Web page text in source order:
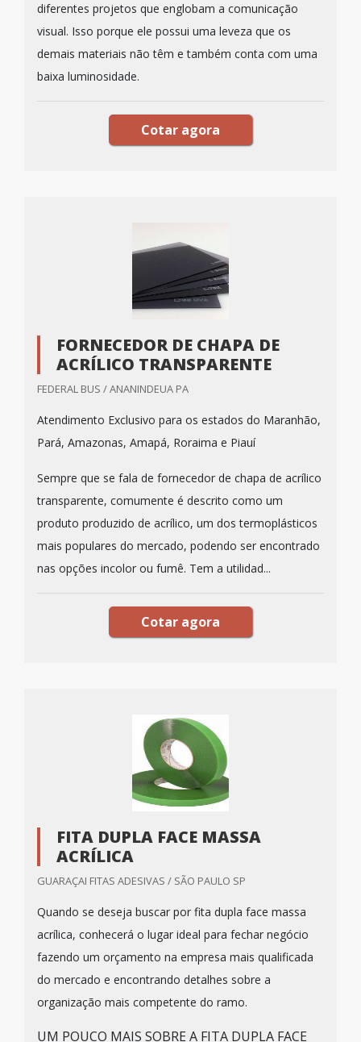
diferentes projetos que englobam a comunicação
visual. Isso porque ele possui uma leveza que os
demais materiais não têm e também conta com uma
baixa luminosidade.
Cotar agora
FORNECEDOR DE CHAPA DE
ACRÍLICO TRANSPARENTE
FEDERAL BUS / ANANINDEUA PA
Atendimento Exclusivo para os estados do Maranhão,
Pará, Amazonas, Amapá, Roraima e Piauí
Sempre que se fala de fornecedor de chapa de acrílico
transparente, comumente é descrito como um
produto produzido de acrílico, um dos termoplásticos
mais populares do mercado, podendo ser encontrado
nas opções incolor ou fumê. Tem a utilidad...
Cotar agora
FITA DUPLA FACE MASSA
ACRÍLICA
GUARAÇAI FITAS ADESIVAS / SÃO PAULO SP
Quando se deseja buscar por fita dupla face massa
acrílica, conhecerá o lugar ideal para fechar negócio
fazendo um orçamento na empresa mais qualificada
do mercado e encontrando detalhes sobre a
organização mais competente do ramo.
UM POUCO MAIS SOBRE A FITA DUPLA FACE